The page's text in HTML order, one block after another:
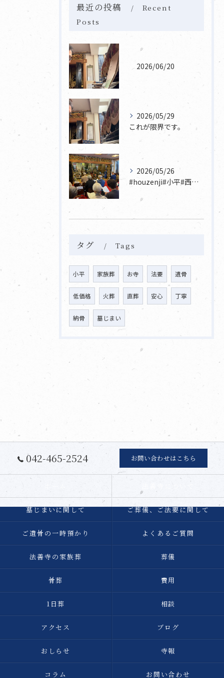
最近の投稿
Recent
Posts
2026/06/20
2026/05/29
これが限界です。
2026/05/26
#houzenji#小平#西東京市#東村山#立川市国分寺市寺...
タグ Tags
小平 家族葬 お寺 法要 遺骨
低価格 火葬 直葬 安心 丁寧
納骨 墓じまい
042-465-2524 お問い合わせはこちら
墓じまいに関して ご葬儀、ご法要に関して
ご遺骨の一時預かり よくあるご質問
法善寺の家族葬 葬儀
骨葬 費用
1日葬 相談
アクセス ブログ
おしらせ 寺報
コラム お問い合わせ